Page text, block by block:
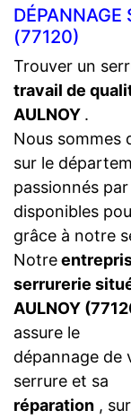
DÉPANNAGE
(77120)
Trouver un
travail de
AULNOY .
Nous sommes
sur le
passionnés
disponibles
grâce à notre
Notre
serrurerie
AULNOY
assure le
dépannage de
serrure et sa
réparation ,